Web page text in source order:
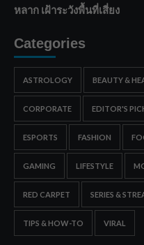
หลาก เฝ้าระวังพื้นที่เสี่ยง
Categories
ASTROLOGY BEAUTY &
CORPORATE EDITOR'S
ESPORTS FASHION
GAMING LIFESTYLE
RED CARPET SERIES &
TIPS & HOW-TO VIRAL